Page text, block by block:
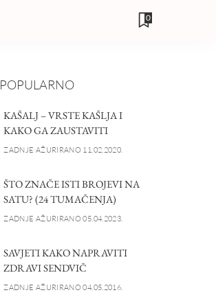
0
POPULARNO
KAŠALJ – VRSTE KAŠLJA I
KAKO GA ZAUSTAVITI
ZADNJE AŽURIRANO 11.02.2020.
ŠTO ZNAČE ISTI BROJEVI NA
SATU? (24 TUMAČENJA)
ZADNJE AŽURIRANO 05.04.2023.
SAVJETI KAKO NAPRAVITI
ZDRAVI SENDVIČ
ZADNJE AŽURIRANO 04.05.2016.